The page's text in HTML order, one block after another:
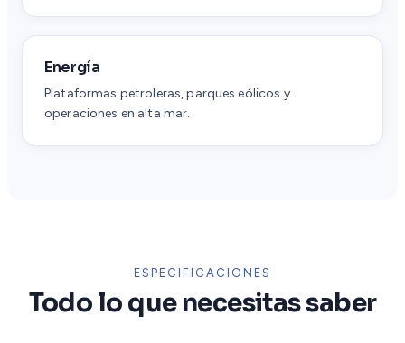
Energía
Plataformas petroleras, parques eólicos y
operaciones en alta mar.
ESPECIFICACIONES
Todo lo que necesitas saber